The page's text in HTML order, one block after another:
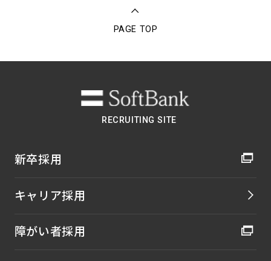
PAGE TOP
RECRUITING SITE
新卒採用
キャリア採用
障がい者採用